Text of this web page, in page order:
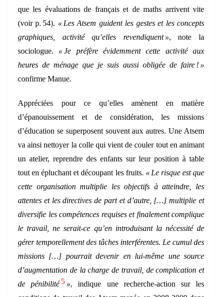
que les évaluations de français et de maths arrivent vite
(voir p. 54). « LesAtsem guident les gestes et les concepts
graphiques, activité qu’elles revendiquent », note la
sociologue. « Je préfère évidemment cette activité aux
heures de ménage que je suis aussi obligée de faire ! »
confirme Manue.
Appréciées pour ce qu’elles amènent en matière
d’épanouissement et de considération, les missions
d’éducation se superposent souvent aux autres. Une Atsem
va ainsi nettoyer la colle qui vient de couler tout en animant
un atelier, reprendre des enfants sur leur position à table
tout en épluchant et découpant les fruits. « Le risque est que
cette organisation multiplie les objectifs à atteindre, les
attentes et les directives de part et d’autre, […] multiplie et
diversifie les compétences requises et finalement complique
le travail, ne serait-ce qu’en introduisant la nécessité de
gérer temporellement des tâches interférentes. Le cumul des
missions […] pourrait devenir en lui-même une source
d’augmentation de la charge de travail, de complication et
de pénibilité5 », indique une recherche-action sur les